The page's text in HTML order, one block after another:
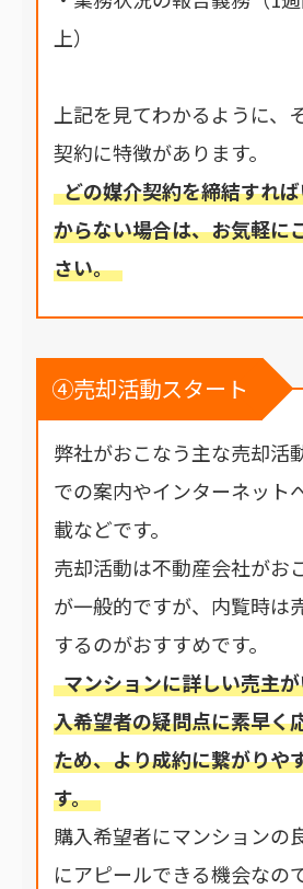
上）
上記を見てわかるように、
契約に特徴があります。
どの媒介契約を締結すれ
からない場合は、お気軽に
さい。
④売却活動スタート
弊社がおこなう主な売却活
での案内やインターネット
載などです。
売却活動は不動産会社がお
が一般的ですが、内覧時は
するのがおすすめです。
マンションに詳しい売主
入希望者の疑問点に素早く
ため、より成約に繋がりや
す。
購入希望者にマンションの
にアピールできる機会なの